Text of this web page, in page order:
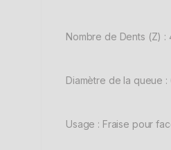
Nombre de Dents (Z) :
Diamètre de la queue :
Usage : Fraise pour